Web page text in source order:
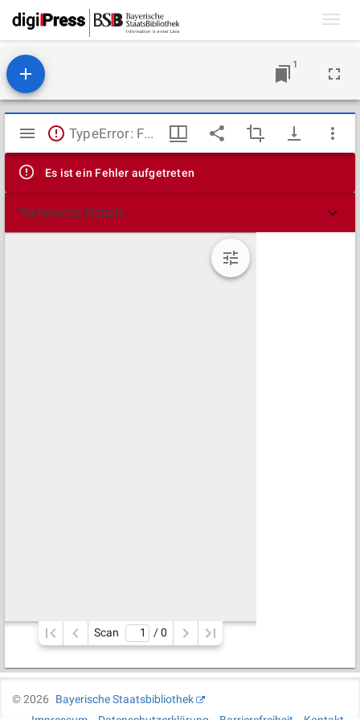
1
Mirador
Viewer
TypeError: Failed to fetch
Es ist ein Fehler aufgetreten
Technische Details
Scan / 0
©2026
Bayerische Staatsbibliothek